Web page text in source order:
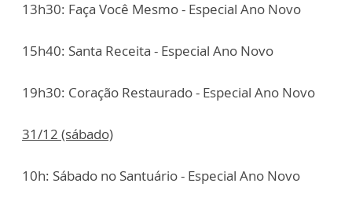
13h30: Faça Você Mesmo - Especial Ano Novo
15h40: Santa Receita - Especial Ano Novo
19h30: Coração Restaurado - Especial Ano Novo
31/12 (sábado)
10h: Sábado no Santuário - Especial Ano Novo